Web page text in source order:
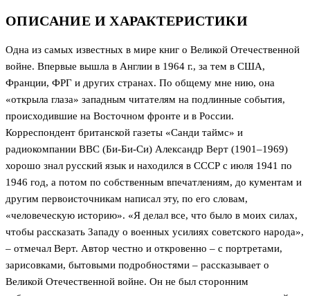
ОПИСАНИЕ И ХАРАКТЕРИСТИКИ
Одна из самых известных в мире книг о Великой Отечественной
войне. Впервые вышла в Англии в 1964 г., за тем в США,
Франции, ФРГ и других странах. По общему мне нию, она
«открыла глаза» западным читателям на подлинные события,
происходившие на Восточном фронте и в России.
Корреспондент британской газеты «Санди таймс» и
радиокомпании ВВС (Би-Би-Си) Александр Верт (1901–1969)
хорошо знал русский язык и находился в СССР с июля 1941 по
1946 год, а потом по собственным впечатлениям, до кументам и
другим первоисточникам написал эту, по его словам,
«человеческую историю». «Я делал все, что было в моих силах,
чтобы рассказать Западу о военных усилиях советского народа»,
– отмечал Верт. Автор честно и откровенно – с портретами,
зарисовками, бытовыми подробностями – рассказывает о
Великой Отечественной войне. Он не был сторонним